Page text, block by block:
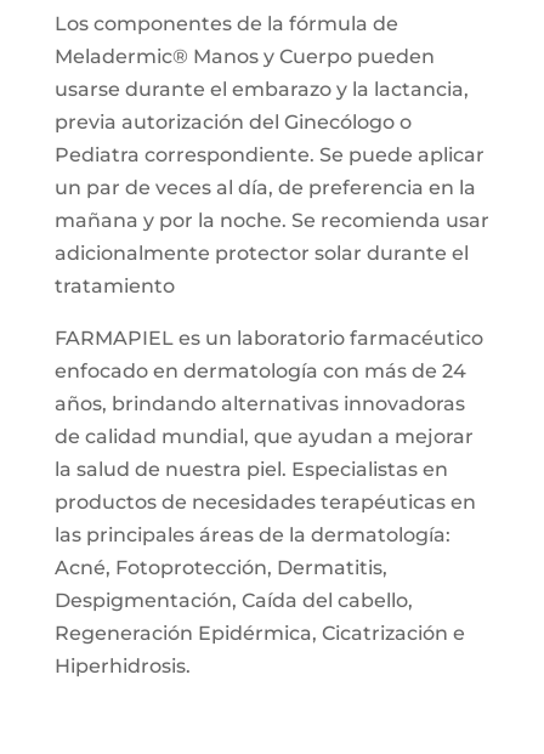
Los componentes de la fórmula de
Meladermic® Manos y Cuerpo pueden
usarse durante el embarazo y la lactancia,
previa autorización del Ginecólogo o
Pediatra correspondiente. Se puede aplicar
un par de veces al día, de preferencia en la
mañana y por la noche. Se recomienda usar
adicionalmente protector solar durante el
tratamiento
FARMAPIEL es un laboratorio farmacéutico
enfocado en dermatología con más de 24
años, brindando alternativas innovadoras
de calidad mundial, que ayudan a mejorar
la salud de nuestra piel. Especialistas en
productos de necesidades terapéuticas en
las principales áreas de la dermatología:
Acné, Fotoprotección, Dermatitis,
Despigmentación, Caída del cabello,
Regeneración Epidérmica, Cicatrización e
Hiperhidrosis.